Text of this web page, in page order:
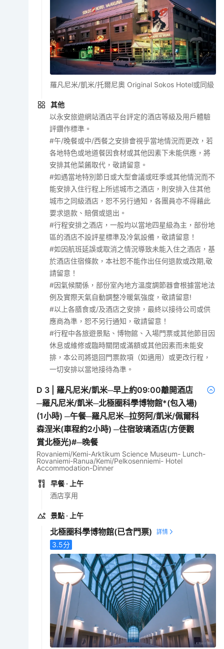
羅凡尼米/凱米/托爾尼奧 Original Sokos Hotel或同級
其他
以永安旅遊網站酒店平台評定的酒店等級及用戶體驗
評鑽作標準。
#午/晚餐或中/西餐之安排會視乎當地情況而更改，若
各地特色或地道餐因食材或其他因素下未能供應，將
安排其他菜餚取代，敬請留意。
#如遇當地特別節日或大型會議或旺季或其他情況而不
能安排入住行程上所述城市之酒店，則安排入住其他
城市之同級酒店，恕不另行通知，各團員亦不得藉此
要求退款、賠償或退出。
#行程安排之酒店，一般均以當地四星級為主，部份地
區的酒店不設評星標準及冷氣設備，敬請留意！
#如因航班延誤或取消之情況導致未能入住之酒店，基
於酒店住宿條款，本社恕不能作出任何退款或改期,敬
請留意！
#因氣候關係，部份室內地方溫度調節器會根據當地法
例及實際天氣自動調整冷暖氣強度，敬請留意!
#以上各膳食或/及酒店之安排，最終以接待公司或供
應商為準，恕不另行通知，敬請留意！
#行程中各旅遊景點、博物館、入場門票或其他節目因
休息或維修或臨時關閉或滿額或其他因素而未能安
排，本公司將退回門票款項（如適用）或更改行程，
一切安排以當地接待為準。
D 3
羅凡尼米/凱米─早上約09:00離開酒店
─羅凡尼米/凱米─北極圈科學博物館*(包入場)
(1小時) ─午餐─羅凡尼米─拉努阿/凱米/佩爾科
森涅米(車程約2小時) ─住宿玻璃酒店(方便觀
賞北極光)#─晚餐
Rovaniemi/Kemi-Arktikum Science Museum- Lunch-
Rovaniemi-Ranua/Kemi/Pelkosenniemi- Hotel
Accommodation-Dinner
早餐 · 上午
酒店享用
景點 · 上午
北極圈科學博物館(已含門票)
3.5分